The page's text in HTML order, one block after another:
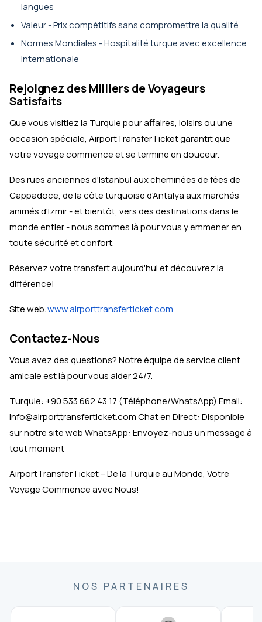
langues
Valeur - Prix compétitifs sans compromettre la qualité
Normes Mondiales - Hospitalité turque avec excellence
internationale
Rejoignez des Milliers de Voyageurs
Satisfaits
Que vous visitiez la Turquie pour affaires, loisirs ou une
occasion spéciale, AirportTransferTicket garantit que
votre voyage commence et se termine en douceur.
Des rues anciennes d'Istanbul aux cheminées de fées de
Cappadoce, de la côte turquoise d'Antalya aux marchés
animés d'Izmir - et bientôt, vers des destinations dans le
monde entier - nous sommes là pour vous y emmener en
toute sécurité et confort.
Réservez votre transfert aujourd'hui et découvrez la
différence!
Site web:www.airporttransferticket.com
Contactez-Nous
Vous avez des questions? Notre équipe de service client
amicale est là pour vous aider 24/7.
Turquie: +90 533 662 43 17 (Téléphone/WhatsApp) Email:
info@airporttransferticket.com Chat en Direct: Disponible
sur notre site web WhatsApp: Envoyez-nous un message à
tout moment
AirportTransferTicket – De la Turquie au Monde, Votre
Voyage Commence avec Nous!
NOS PARTENAIRES